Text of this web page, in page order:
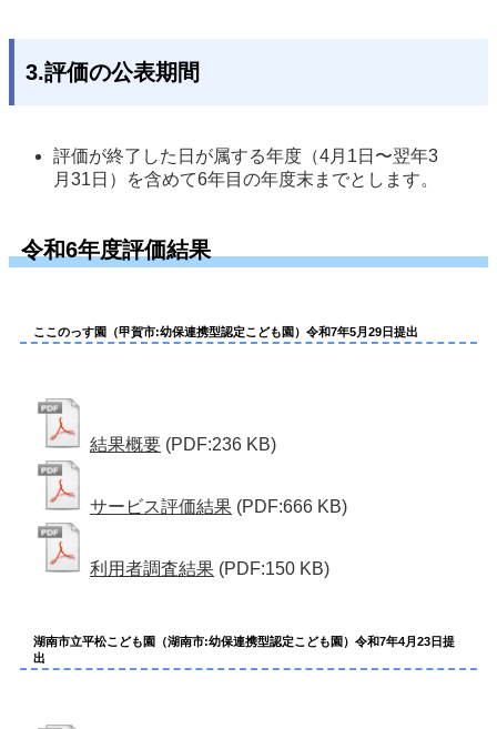
3.評価の公表期間
評価が終了した日が属する年度（4月1日〜翌年3
月31日）を含めて6年目の年度末までとします。
令和6年度評価結果
ここのっす園（甲賀市:幼保連携型認定こども園）令和7年5月29日提出
結果概要 (PDF:236 KB)
サービス評価結果 (PDF:666 KB)
利用者調査結果 (PDF:150 KB)
湖南市立平松こども園（湖南市:幼保連携型認定こども園）令和7年4月23日提
出